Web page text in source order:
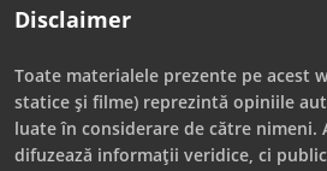
Disclaimer
Toate materialele prezente pe acest
statice și filme) reprezintă opiniile
luate în considerare de către nimeni.
difuzează informații veridice, ci